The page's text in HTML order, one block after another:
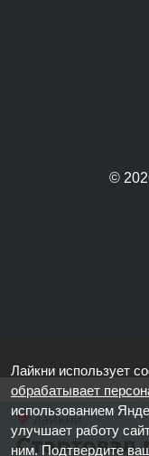
©
Лайкни использует
обрабатывает
использованием
улучшает работу
ним. Подтвердите